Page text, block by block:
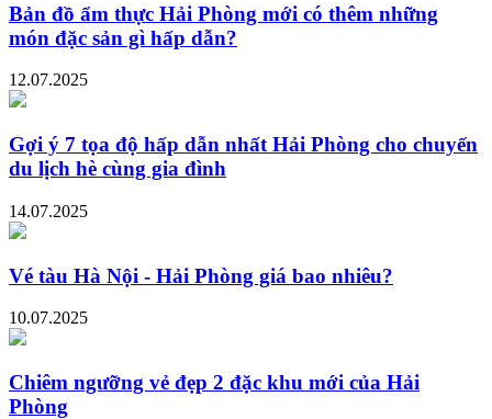
Bản đồ ẩm thực Hải Phòng mới có thêm những
món đặc sản gì hấp dẫn?
12.07.2025
Gợi ý 7 tọa độ hấp dẫn nhất Hải Phòng cho chuyến
du lịch hè cùng gia đình
14.07.2025
Vé tàu Hà Nội - Hải Phòng giá bao nhiêu?
10.07.2025
Chiêm ngưỡng vẻ đẹp 2 đặc khu mới của Hải
Phòng